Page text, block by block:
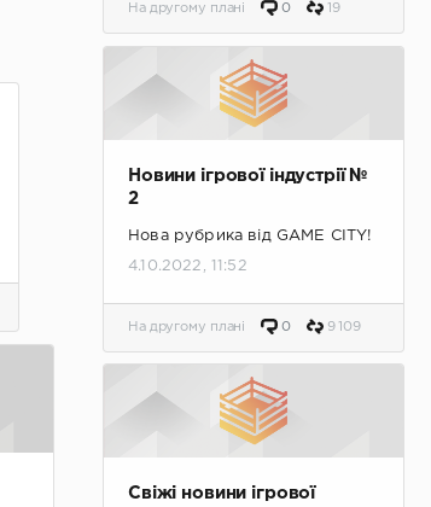
На другому плані 0 19
Новини ігрової індустрії №
2
Нова рубрика від GAME CITY!
4.10.2022, 11:52
На другому плані 0 9 109
Свіжі новини ігрової